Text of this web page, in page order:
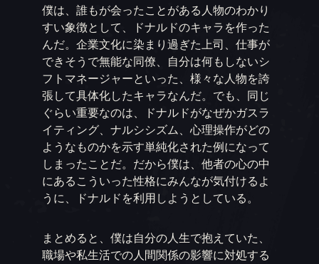
僕は、誰もが会ったことがある人物のわかり
すい象徴として、ドナルドのキャラを作った
んだ。企業文化に染まり過ぎた上司、仕事が
できそうで無能な同僚、自分は何もしないシ
フトマネージャーといった、様々な人物を誇
張して具体化したキャラなんだ。でも、同じ
ぐらい重要なのは、ドナルドがなぜかガスラ
イティング、ナルシシズム、心理操作がどの
ようなものかを示す単純化された例になって
しまったことだ。だから僕は、他者の心の中
にあるこういった性格にみんなが気付けるよ
うに、ドナルドを利用しようとしている。
まとめると、僕は自分の人生で抱えていた、
職場や私生活での人間関係の影響に対処する